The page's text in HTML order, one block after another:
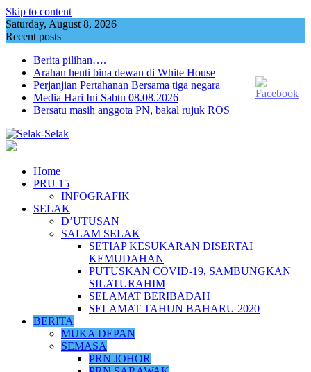
Skip to content
Saturday, August 8, 2026
Recent posts
Berita pilihan….
Arahan henti bina dewan di White House
Perjanjian Pertahanan Bersama tiga negara
Media Hari Ini Sabtu 08.08.2026
Bersatu masih anggota PN, bakal rujuk ROS
Home
PRU 15
INFOGRAFIK
SELAK
D’UTUSAN
SALAM SELAK
SETIAP KESUKARAN DISERTAI
KEMUDAHAN
PUTUSKAN COVID-19, SAMBUNGKAN
SILATURAHIM
SELAMAT BERIBADAH
SELAMAT TAHUN BAHARU 2020
BERITA
MUKA DEPAN
SEMASA
PRN JOHOR